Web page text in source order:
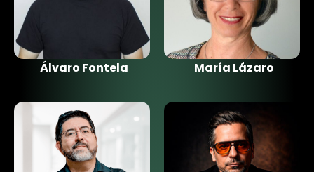
Álvaro Fontela María Lázaro